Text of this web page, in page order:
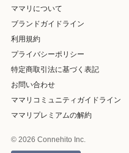
ママリについて
ブランドガイドライン
利用規約
プライバシーポリシー
特定商取引法に基づく表記
お問い合わせ
ママリコミュニティガイドライン
ママリプレミアムの解約
© 2026 Connehito Inc.